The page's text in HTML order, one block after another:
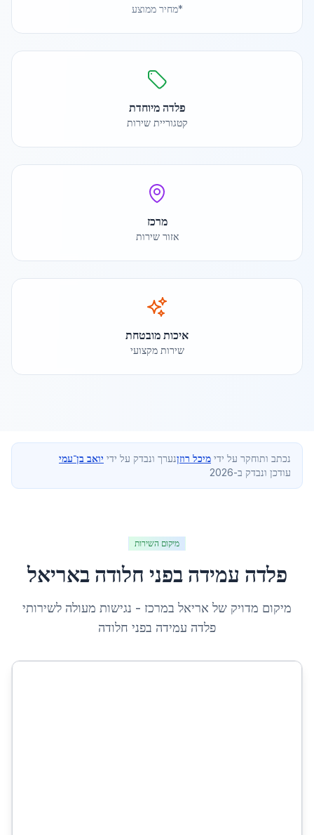
*מחיר ממוצע
פלדה מיוחדת
קטגוריית שירות
מרכז
אזור שירות
איכות מובטחת
שירות מקצועי
נכתב ותוחקר על ידי מיכל רוזןנערך ונבדק על ידי יואב בן־עמי
עודכן ונבדק ב-2026
מיקום השירות
פלדה עמידה בפני חלודה באריאל
מיקום מדויק של אריאל במרכז - נגישות מעולה לשירותי
פלדה עמידה בפני חלודה